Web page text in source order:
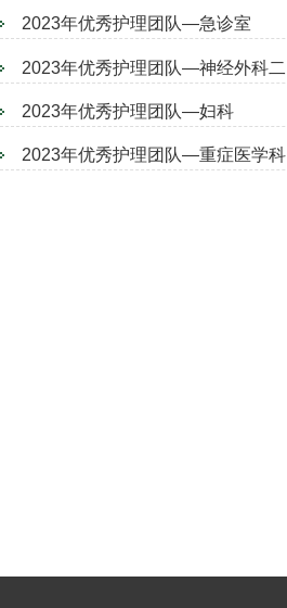
2023年优秀护理团队—急诊室
2023年优秀护理团队—神经外科二
2023年优秀护理团队—妇科
2023年优秀护理团队—重症医学科